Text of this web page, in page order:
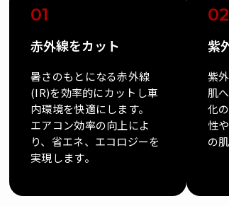
01
赤外線をカット
暑さのもとになる赤外線
(IR)を効率的にカットし車
内環境を快適にします。
エアコン効率の向上によ
り、省エネ、エコロジーを
実現します。
02
紫
紫
肌
化
性
の